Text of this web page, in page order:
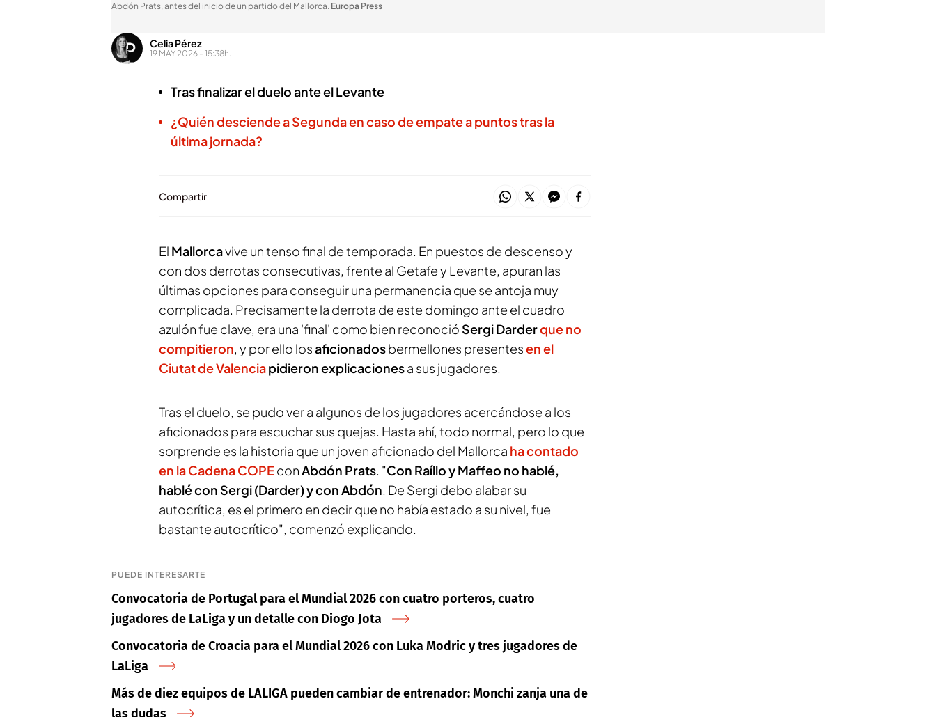
Abdón Prats, antes del inicio de un partido del Mallorca. Europa Press
Celia Pérez
19 MAY 2026 - 15:38h.
Tras finalizar el duelo ante el Levante
¿Quién desciende a Segunda en caso de empate a puntos tras la
última jornada?
Compartir
El Mallorcavive un tenso final de temporada. En puestos de descenso y
con dos derrotas consecutivas, frente al Getafe y Levante, apuran las
últimas opciones para conseguir una permanencia que se antoja muy
complicada. Precisamente la derrota de este domingo ante el cuadro
azulón fue clave, era una 'final' como bien reconoció Sergi Darderque no
compitieron, y por ello losaficionadosbermellones presentesen el
Ciutat de Valenciapidieron explicacionesa sus jugadores.
Tras el duelo, se pudo ver a algunos de los jugadores acercándose a los
aficionados para escuchar sus quejas. Hasta ahí, todo normal, pero lo que
sorprende es la historia que un joven aficionado del Mallorca ha contado
en laCadena COPEconAbdón Prats. "Con Raíllo y Maffeo no hablé,
hablé con Sergi (Darder) y con Abdón. De Sergi debo alabar su
autocrítica, es el primero en decir que no había estado a su nivel, fue
bastante autocrítico", comenzó explicando.
PUEDE INTERESARTE
Convocatoria de Portugal para el Mundial 2026 con cuatro porteros, cuatro
jugadores de LaLiga y un detalle con Diogo Jota
Convocatoria de Croacia para el Mundial 2026 con Luka Modric y tres jugadores de
LaLiga
Más de diez equipos de LALIGA pueden cambiar de entrenador: Monchi zanja una de
las dudas